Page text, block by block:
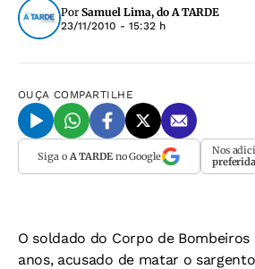
Por Samuel Lima, do A TARDE
23/11/2010 - 15:32 h
OUÇA COMPARTILHE
Siga o A TARDEno Google Nos
O soldado do Corpo de Bombeiros
anos, acusado de matar o